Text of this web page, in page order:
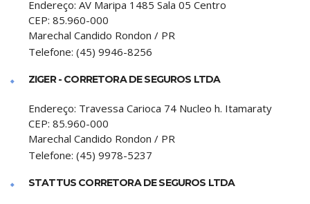
Endereço: AV Maripa 1485 Sala 05 Centro
CEP: 85.960-000
Marechal Candido Rondon / PR
Telefone: (45) 9946-8256
ZIGER - CORRETORA DE SEGUROS LTDA
Endereço: Travessa Carioca 74 Nucleo h. Itamaraty
CEP: 85.960-000
Marechal Candido Rondon / PR
Telefone: (45) 9978-5237
STATTUS CORRETORA DE SEGUROS LTDA